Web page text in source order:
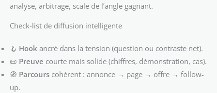
analyse, arbitrage, scale de l’angle gagnant.
Check-list de diffusion intelligente
🪝 Hook ancré dans la tension (question ou contraste net).
📜 Preuve courte mais solide (chiffres, démonstration, cas).
🧭 Parcours cohérent : annonce → page → offre → follow-
up.